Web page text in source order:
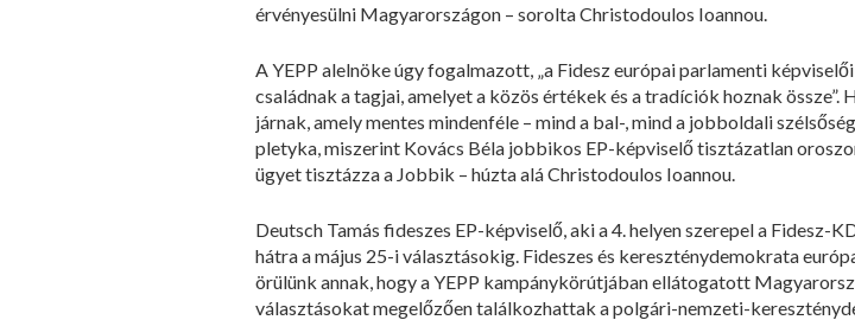
érvényesülni Magyarországon – sorolta Christodoulos Ioannou.
A YEPP alelnöke úgy fogalmazott, „a Fidesz európai parlamenti
családnak a tagjai, amelyet a közös értékek és a tradíciók hoznak
járnak, amely mentes mindenféle – mind a bal-, mind a jobboldali
pletyka, miszerint Kovács Béla jobbikos EP-képviselő tisztázatlan
ügyet tisztázza a Jobbik – húzta alá Christodoulos Ioannou.
Deutsch Tamás fideszes EP-képviselő, aki a 4. helyen szerepel a
hátra a május 25-i választásokig. Fideszes és kereszténydemokrata
örülünk annak, hogy a YEPP kampánykörútjában ellátogatott
választásokat megelőzően találkozhattak a polgári-nemzeti-